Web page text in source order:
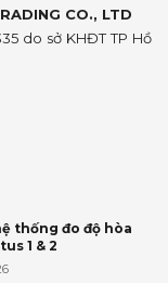
CO., LTD
do sở KHĐT TP Hồ
thống đo độ hòa
1 & 2